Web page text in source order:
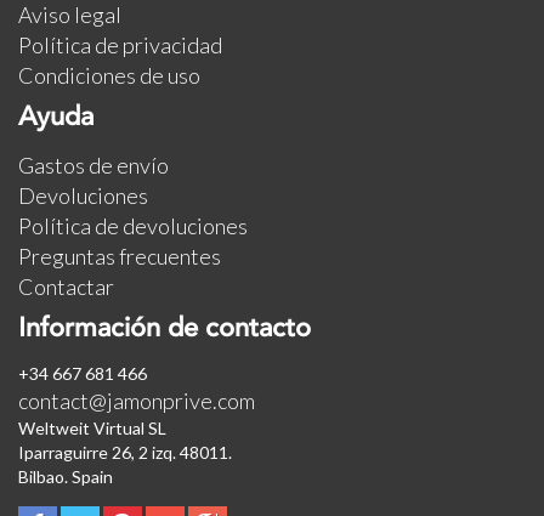
Aviso legal
Política de privacidad
Condiciones de uso
Ayuda
Gastos de envío
Devoluciones
Política de devoluciones
Preguntas frecuentes
Contactar
Información de contacto
+34 667 681 466
contact@jamonprive.com
Weltweit Virtual SL
Iparraguirre 26, 2 izq. 48011.
Bilbao. Spain